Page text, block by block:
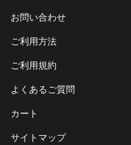
お問い合わせ
ご利用方法
ご利用規約
よくあるご質問
カート
サイトマップ